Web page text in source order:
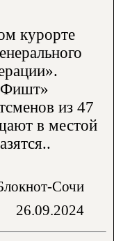
курорте
из 47
в местой
Сочи
26.09.2024